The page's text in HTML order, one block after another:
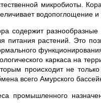
микробиоты.
водопоглощение
содержит
питания растений. Это
каркаса на
происходит не
всего Амурского
промышленного